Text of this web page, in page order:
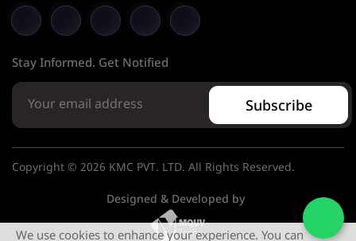
Stay Informed. Get Notified
Subscribe
Copyright © 2026 KMC PVT. LTD. All Rights Reserved.
Designed & Developed by
We use cookies to enhance your experience. You can